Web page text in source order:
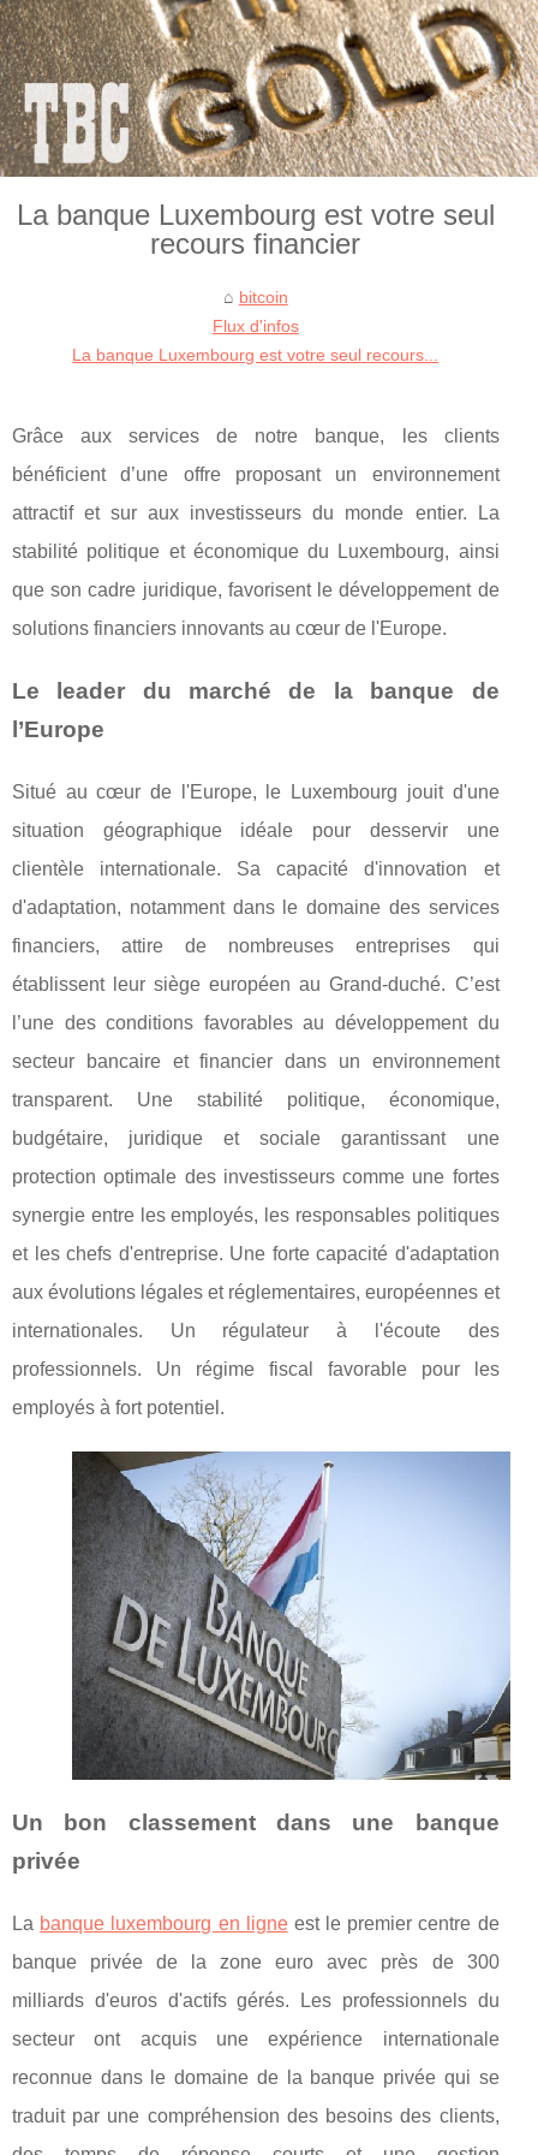
La banque Luxembourg est votre seul
recours financier
bitcoin
Flux d'infos
La banque Luxembourg est votre seul recours...
Grâce aux services de notre banque, les clients
bénéficient d’une offre proposant un environnement
attractif et sur aux investisseurs du monde entier. La
stabilité politique et économique du Luxembourg, ainsi
que son cadre juridique, favorisent le développement de
solutions financiers innovants au cœur de l'Europe.
Le leader du marché de la banque de
l’Europe
Situé au cœur de l'Europe, le Luxembourg jouit d'une
situation géographique idéale pour desservir une
clientèle internationale. Sa capacité d'innovation et
d'adaptation, notamment dans le domaine des services
financiers, attire de nombreuses entreprises qui
établissent leur siège européen au Grand-duché. C’est
l’une des conditions favorables au développement du
secteur bancaire et financier dans un environnement
transparent. Une stabilité politique, économique,
budgétaire, juridique et sociale garantissant une
protection optimale des investisseurs comme une fortes
synergie entre les employés, les responsables politiques
et les chefs d'entreprise. Une forte capacité d'adaptation
aux évolutions légales et réglementaires, européennes et
internationales. Un régulateur à l'écoute des
professionnels. Un régime fiscal favorable pour les
employés à fort potentiel.
Un bon classement dans une banque
privée
La banque luxembourg en ligneest le premier centre de
banque privée de la zone euro avec près de 300
milliards d'euros d'actifs gérés. Les professionnels du
secteur ont acquis une expérience internationale
reconnue dans le domaine de la banque privée qui se
traduit par une compréhension des besoins des clients,